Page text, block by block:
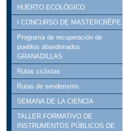
HUERTO ECOLÓGICO
I CONCURSO DE MASTERCRÊPE
Programa de recuperación de
pueblos abandonados:
GRANADILLAS
Rutas ciclistas
Rutas de senderismo
SEMANA DE LA CIENCIA
TALLER FORMATIVO DE
INSTRUMENTOS PÚBLICOS DE